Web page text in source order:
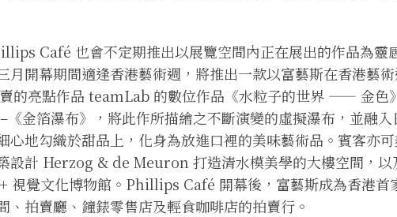
Café 也會不定期推出以展覽空間內正在展出的作品為靈
月開幕期間適逢香港藝術週，將推出一款以富藝斯在香港藝
的亮點作品 teamLab 的數位作品《水粒子的世界 —— 金色
《金箔瀑布》，將此作所描繪之不斷演變的虛擬瀑布，並融
心地勾織於甜品上，化身為放進口裡的美味藝術品。賓客亦
設計 Herzog & de Meuron 打造清水模美學的大樓空間，以
視覺文化博物館。Phillips Café 開幕後，富藝斯成為香港首
、拍賣廳、鐘錶零售店及輕食咖啡店的拍賣行。